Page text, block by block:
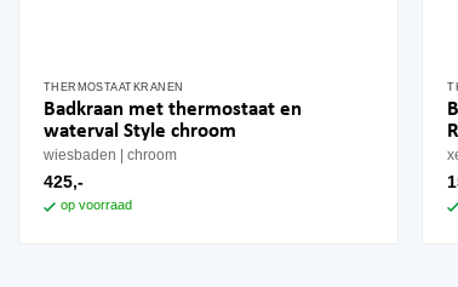
THERMOSTAATKRANEN
Badkraan met thermostaat en
waterval Style chroom
wiesbaden chroom
425,-
op voorraad